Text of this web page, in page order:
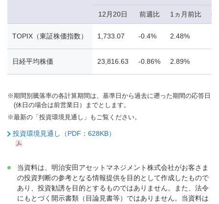
12月20日 前週比 1ヵ月前比 6
TOPIX（東証株価指数） 1,733.07 -0.4% 2.48%
日経平均株価 23,816.63 -0.86% 2.89%
※期間別騰落率の各計算期間は、基準日から過去に遡った期間の応答日
(休日の場合は前営業日）までとします。
※最新の「投資環境見通し」もご覧ください。
投資環境見通し（PDF：628KB）
当資料は、明治安田アセットマネジメント株式会社がお客さま
の投資判断の参考となる情報提供を目的として作成したもので
あり、投資勧誘を目的とするものではありません。また、法令
にもとづく開示書類（目論見書等）ではありません。当資料は